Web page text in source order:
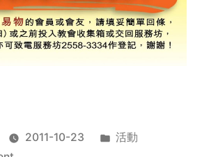
2011-10-23
Posted
活動